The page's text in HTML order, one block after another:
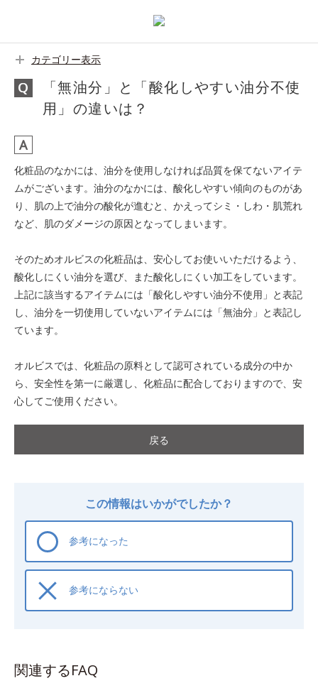
カテゴリー表示
「無油分」と「酸化しやすい油分不使
用」の違いは？
化粧品のなかには、油分を使用しなければ品質を保てないアイテ
ムがございます。油分のなかには、酸化しやすい傾向のものがあ
り、肌の上で油分の酸化が進むと、かえってシミ・しわ・肌荒れ
など、肌のダメージの原因となってしまいます。
そのためオルビスの化粧品は、安心してお使いいただけるよう、
酸化しにくい油分を選び、また酸化しにくい加工をしています。
上記に該当するアイテムには「酸化しやすい油分不使用」と表記
し、油分を一切使用していないアイテムには「無油分」と表記し
ています。
オルビスでは、化粧品の原料として認可されている成分の中か
ら、安全性を第一に厳選し、化粧品に配合しておりますので、安
心してご使用ください。
戻る
この情報はいかがでしたか？
参考になった
参考にならない
関連するFAQ